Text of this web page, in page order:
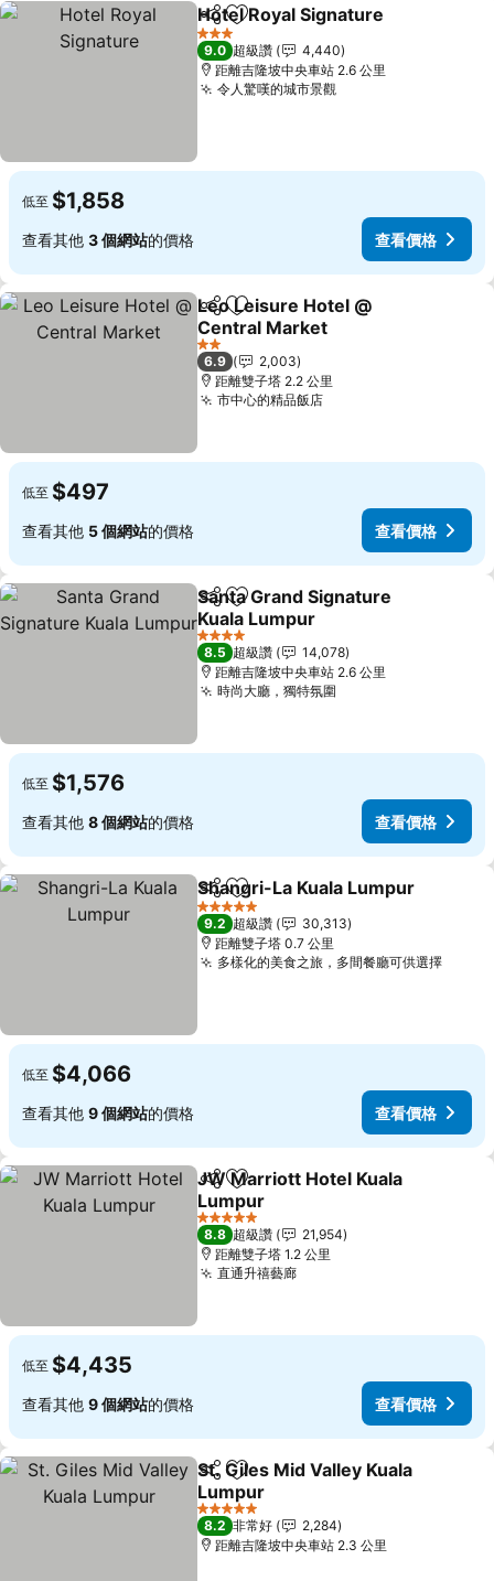
分享 加入我的最愛
Hotel Royal Signature
3 星級
9.0 超級讚
4,440
距離吉隆坡中央車站 2.6 公里
令人驚嘆的城市景觀
低至 $1,858
查看其他 3 個網站的價格 查看價格
分享 加入我的最愛
Leo Leisure Hotel @
Central Market
2 星級
6.9
2,003
距離雙子塔 2.2 公里
市中心的精品飯店
低至 $497
查看其他 5 個網站的價格 查看價格
分享 加入我的最愛
Santa Grand Signature
Kuala Lumpur
4 星級
8.5 超級讚
14,078
距離吉隆坡中央車站 2.6 公里
時尚大廳，獨特氛圍
低至 $1,576
查看其他 8 個網站的價格 查看價格
分享 加入我的最愛
Shangri-La Kuala Lumpur
5 星級
9.2 超級讚
30,313
距離雙子塔 0.7 公里
多樣化的美食之旅，多間餐廳可供選擇
低至 $4,066
查看其他 9 個網站的價格 查看價格
分享 加入我的最愛
JW Marriott Hotel Kuala
Lumpur
5 星級
8.8 超級讚
21,954
距離雙子塔 1.2 公里
直通升禧藝廊
低至 $4,435
查看其他 9 個網站的價格 查看價格
分享 加入我的最愛
St. Giles Mid Valley Kuala
Lumpur
5 星級
8.2 非常好
2,284
距離吉隆坡中央車站 2.3 公里